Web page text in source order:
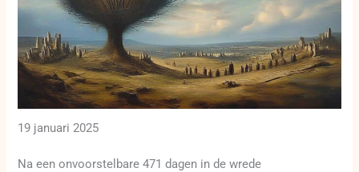
19 januari 2025
Na een onvoorstelbare 471 dagen in de wrede